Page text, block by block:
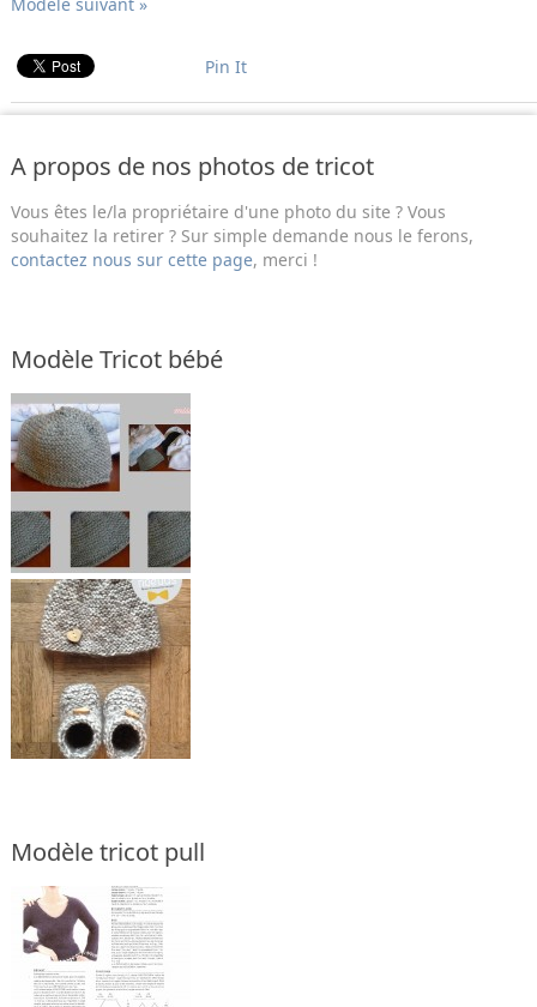
Pin It
A propos de nos photos de tricot
Vous êtes le/la propriétaire d'une photo du site ? Vous
souhaitez la retirer ? Sur simple demande nous le ferons,
contactez nous sur cette page, merci !
Modèle Tricot bébé
Modèle tricot pull